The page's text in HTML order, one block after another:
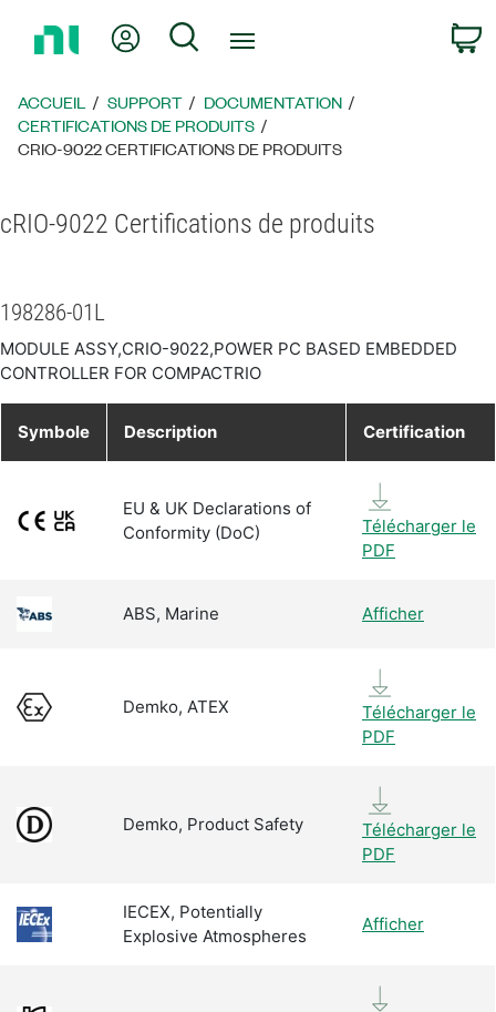
page
d’accueil
Mon compteRechercher
ACCUEIL SUPPORT
DOCUMENTATION
CERTIFICATIONS DE PRODUITS
CRIO-9022 CERTIFICATIONS DE PRODUITS
cRIO-9022 Certifications de produits
198286-01L
MODULE ASSY,CRIO-9022,POWER PC BASED EMBEDDED
CONTROLLER FOR COMPACTRIO
Symbole Description Certification
EU & UK Declarations of
Conformity (DoC)
Télécharger le
PDF
ABS, Marine Afficher
Demko, ATEX
Télécharger le
PDF
Demko, Product Safety
Télécharger le
PDF
IECEX, Potentially
Explosive Atmospheres
Afficher